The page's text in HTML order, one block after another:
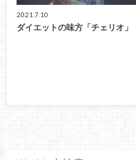
2021.7.10
ダイエットの味方「チェリオ」